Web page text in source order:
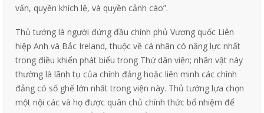
vấn, quyền khích lệ, và quyền cảnh cáo”.
Thủ tướng là người đứng đầu chính phủ Vương quốc Liên
hiệp Anh và Bắc Ireland, thuộc về cá nhân có năng lực nhất
trong điều khiển phát biểu trong Thứ dân viện; nhân vật này
thường là lãnh tụ của chính đảng hoặc liên minh các chính
đảng có số ghế lớn nhất trong viện này. Thủ tướng lựa chọn
một nội các và họ được quân chủ chính thức bổ nhiệm để